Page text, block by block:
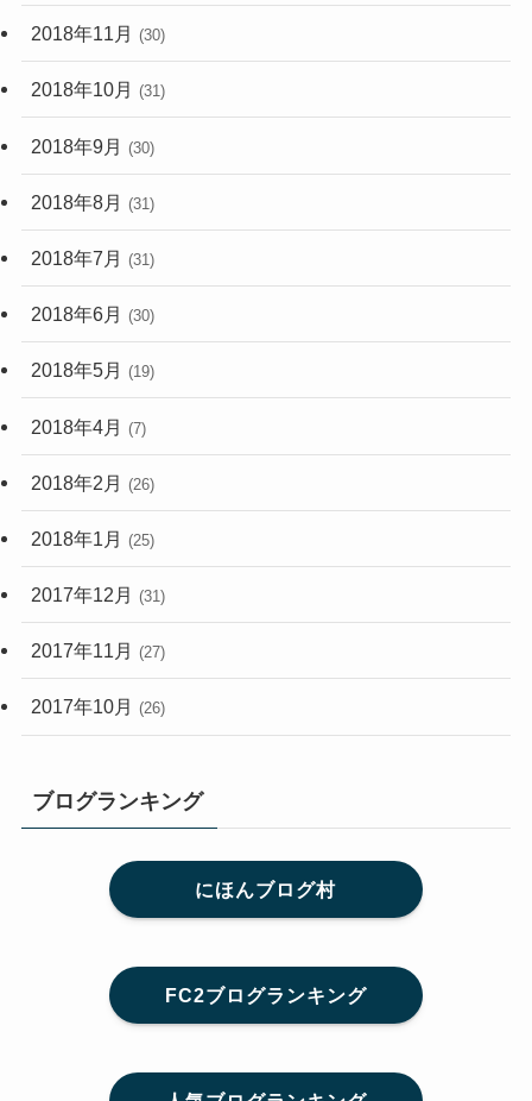
2018年11月 (30)
2018年10月 (31)
2018年9月 (30)
2018年8月 (31)
2018年7月 (31)
2018年6月 (30)
2018年5月 (19)
2018年4月 (7)
2018年2月 (26)
2018年1月 (25)
2017年12月 (31)
2017年11月 (27)
2017年10月 (26)
ブログランキング
にほんブログ村
FC2ブログランキング